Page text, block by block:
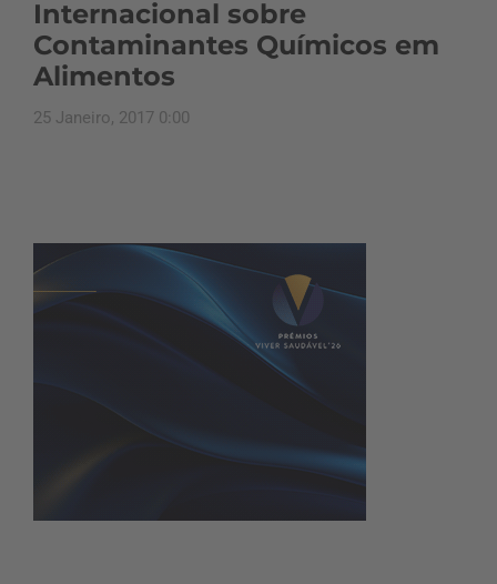
Internacional sobre
Contaminantes Químicos em
Alimentos
25 Janeiro, 2017 0:00